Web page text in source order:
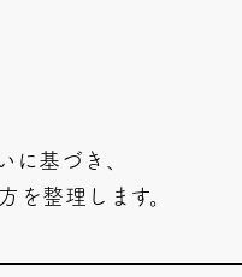
に基づき、
を整理します。